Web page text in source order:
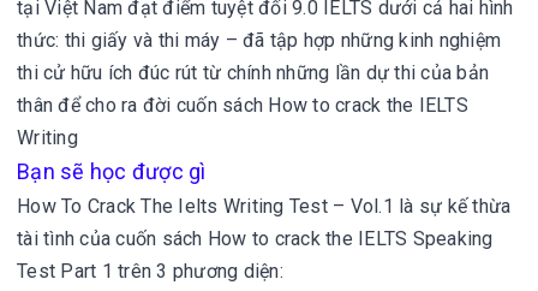
tại Việt Nam đạt điểm tuyệt đối 9.0 IELTS dưới cả hai hình
thức: thi giấy và thi máy – đã tập hợp những kinh nghiệm
thi cử hữu ích đúc rút từ chính những lần dự thi của bản
thân để cho ra đời cuốn sách How to crack the IELTS
Writing
Bạn sẽ học được gì
How To Crack The Ielts Writing Test – Vol.1 là sự kế thừa
tài tình của cuốn sách How to crack the IELTS Speaking
Test Part 1 trên 3 phương diện: